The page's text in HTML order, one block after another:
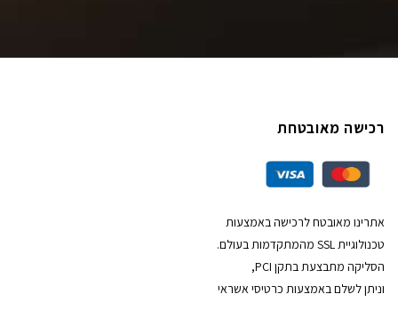
רכישה מאובטחת
אתרינו מאובטח לרכישה באמצעות
טכנולוגיית SSL מהמתקדמות בעולם.
הסליקה מתבצעת בתקן PCI,
וניתן לשלם באמצעות כרטיסי אשראי